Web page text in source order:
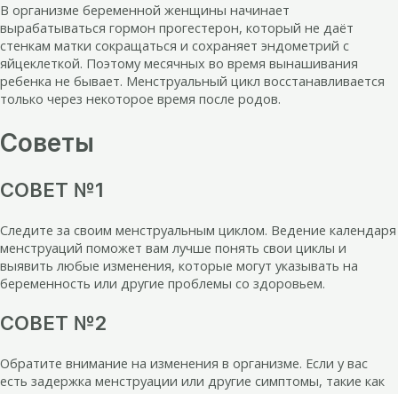
В организме беременной женщины начинает
вырабатываться гормон прогестерон, который не даёт
стенкам матки сокращаться и сохраняет эндометрий с
яйцеклеткой. Поэтому месячных во время вынашивания
ребенка не бывает. Менструальный цикл восстанавливается
только через некоторое время после родов.
Советы
СОВЕТ №1
Следите за своим менструальным циклом. Ведение календаря
менструаций поможет вам лучше понять свои циклы и
выявить любые изменения, которые могут указывать на
беременность или другие проблемы со здоровьем.
СОВЕТ №2
Обратите внимание на изменения в организме. Если у вас
есть задержка менструации или другие симптомы, такие как